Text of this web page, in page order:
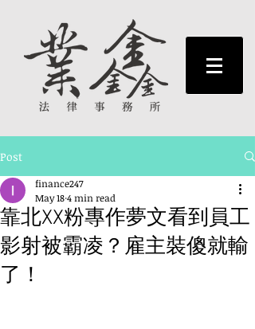
Post
靠北XX粉專作夢文看到員工
影射被霸凌？雇主裝傻就輸
了！
finance247
May 184 min read